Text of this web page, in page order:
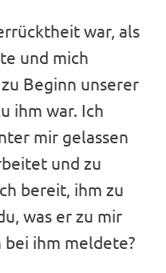
war, als
und mich
Beginn unserer
ihm war. Ich
mir gelassen
und zu
bereit, ihm zu
was er zu mir
bei ihm meldete?